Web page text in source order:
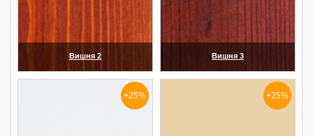
Вишня 2 Вишня 3
+25% +25%